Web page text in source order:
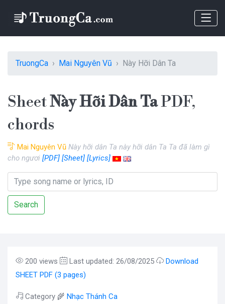
TruongCa Mai Nguyên Vũ Này Hỡi Dân Ta
SheetNày Hỡi Dân TaPDF,
chords
Mai Nguyên Vũ Này hỡi dân Ta này hỡi dân Ta Ta đã làm gì
cho ngươi [PDF] [Sheet] [Lyrics]
Search
200 views Last updated: 26/08/2025
Download
SHEET PDF (3 pages)
Category 🌾 Nhạc Thánh Ca